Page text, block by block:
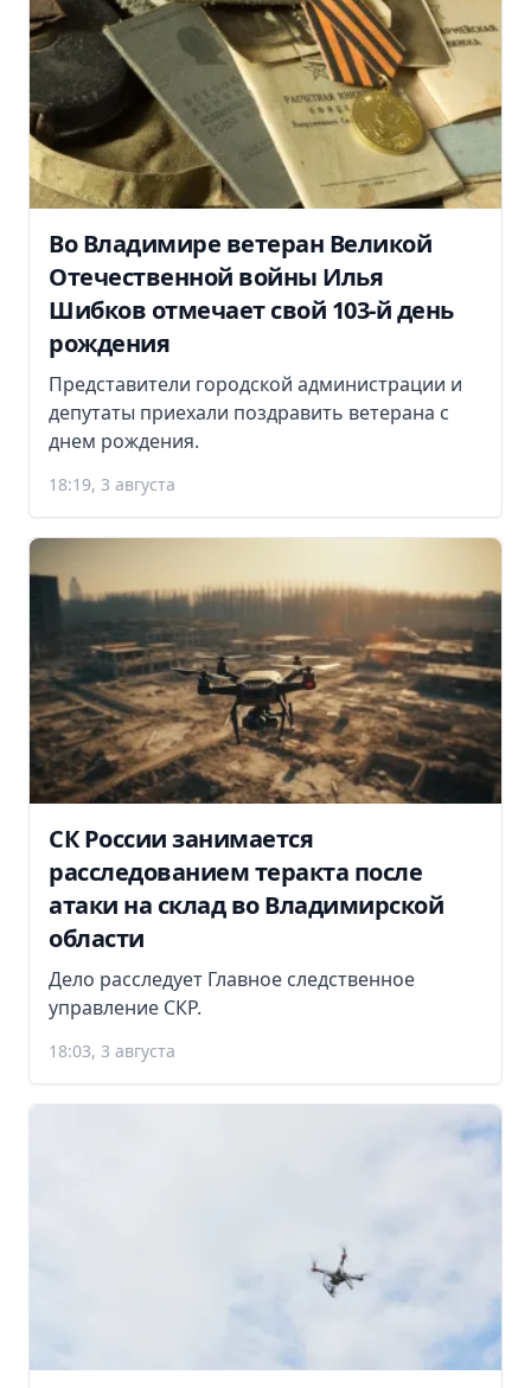
Во Владимире ветеран Великой
Отечественной войны Илья
Шибков отмечает свой 103-й день
рождения
Представители городской администрации и
депутаты приехали поздравить ветерана с
днем рождения.
18:19, 3 августа
СК России занимается
расследованием теракта после
атаки на склад во Владимирской
области
Дело расследует Главное следственное
управление СКР.
18:03, 3 августа